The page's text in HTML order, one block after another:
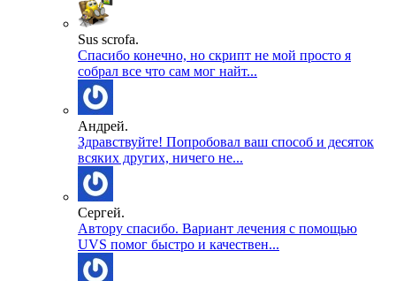
Sus scrofa.
Спасибо конечно, но скрипт не мой просто я
собрал все что сам мог найт...
Андрей.
Здравствуйте! Попробовал ваш способ и десяток
всяких других, ничего не...
Сергей.
Автору спасибо. Вариант лечения с помощью
UVS помог быстро и качествен...